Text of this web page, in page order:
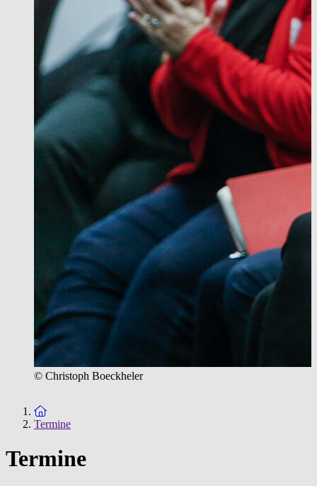
© Christoph Boeckheler
Zur Startseite
Termine
Termine